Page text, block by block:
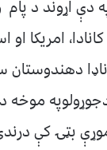
دې اړوند د
امريکا او
کاناډا
بټۍ کې